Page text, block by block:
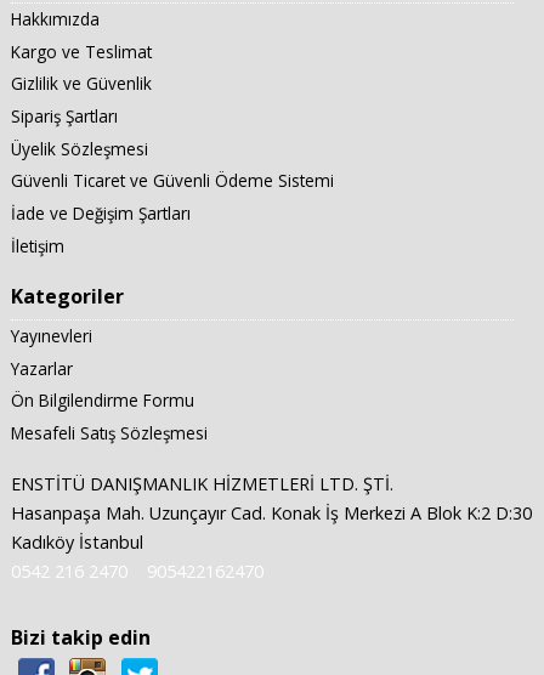
Hakkımızda
Kargo ve Teslimat
Gizlilik ve Güvenlik
Sipariş Şartları
Üyelik Sözleşmesi
Güvenli Ticaret ve Güvenli Ödeme Sistemi
İade ve Değişim Şartları
İletişim
Kategoriler
Yayınevleri
Yazarlar
Ön Bilgilendirme Formu
Mesafeli Satış Sözleşmesi
ENSTİTÜ DANIŞMANLIK HİZMETLERİ LTD. ŞTİ.
Hasanpaşa Mah. Uzunçayır Cad. Konak İş Merkezi A Blok K:2 D:30
Kadıköy İstanbul
0542 216 2470
905422162470
Bizi takip edin